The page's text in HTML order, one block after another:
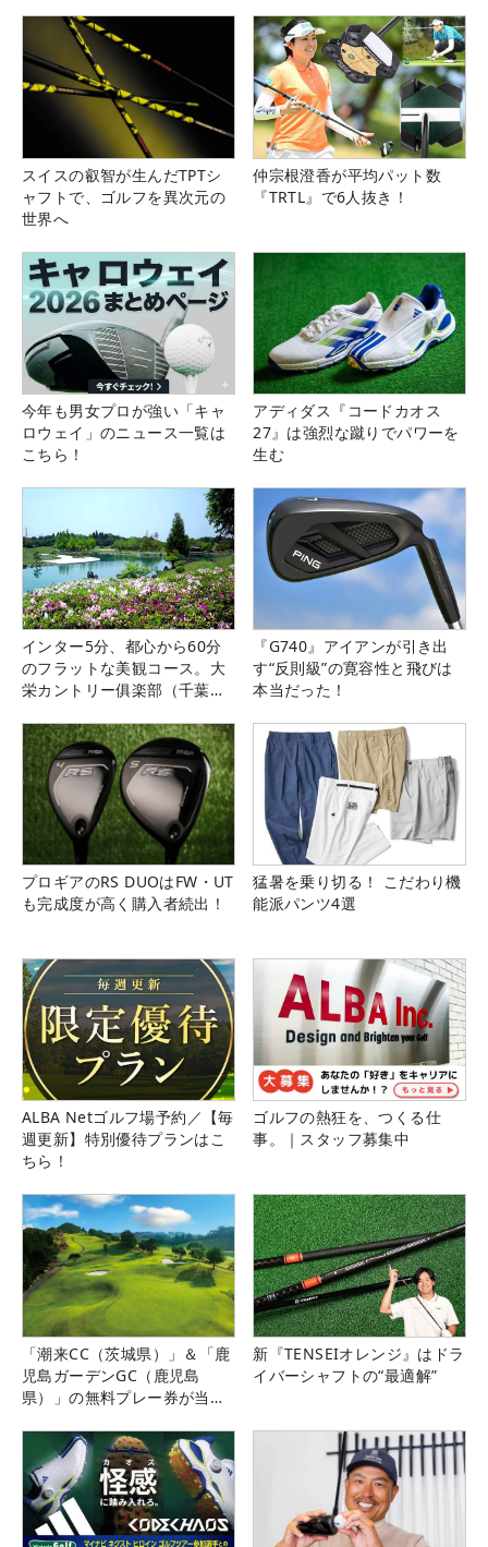
スイスの叡智が生んだTPTシ
ャフトで、ゴルフを異次元の
世界へ
仲宗根澄香が平均パット数
『TRTL』で6人抜き！
今年も男女プロが強い「キャ
ロウェイ」のニュース一覧は
こちら！
アディダス『コードカオス
27』は強烈な蹴りでパワーを
生む
インター5分、都心から60分
のフラットな美観コース。大
栄カントリー俱楽部（千葉
『G740』アイアンが引き出
す“反則級”の寛容性と飛びは
本当だった！
プロギアのRS DUOはFW・UT
も完成度が高く購入者続出！
猛暑を乗り切る！ こだわり機
能派パンツ4選
ALBA Netゴルフ場予約／【毎
週更新】特別優待プランはこ
ちら！
ゴルフの熱狂を、つくる仕
事。｜スタッフ募集中
「潮来CC（茨城県）」＆「鹿
児島ガーデンGC（鹿児島
県）」の無料プレー券が当た
新『TENSEIオレンジ』はドラ
イバーシャフトの“最適解”